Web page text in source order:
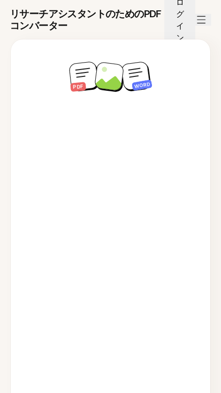
リサーチアシスタントのためのPDF
コンバーター
ロ
グ
イ
ン